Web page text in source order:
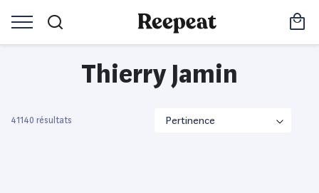
Thierry Jamin
41140 résultats